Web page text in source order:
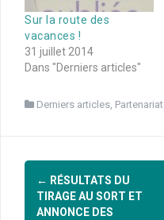
Sur la route des
vacances !
31 juillet 2014
Dans "Derniers articles"
Derniers articles Partenariat
Navigation
d'article
← RÉSULTATS DU
TIRAGE AU SORT ET
ANNONCE DES